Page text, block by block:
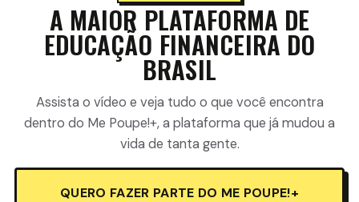
A MAIOR PLATAFORMA DE
EDUCAÇÃO FINANCEIRA DO
BRASIL
Assista o vídeo e veja tudo o que você encontra
dentro do Me Poupe!+, a plataforma que já mudou a
vida de tanta gente.
QUERO FAZER PARTE DO ME POUPE!+